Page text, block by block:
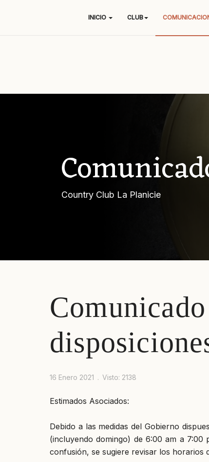
INICIO CLUB
Country Club La Planicie
16 Enero 2021 Visto: 2138
Estimados Asociados:
Debido a las medidas del Gobierno
(incluyendo domingo) de 6:00 am a
confusión, se sugiere revisar los horarios